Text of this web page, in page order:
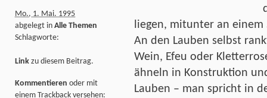
liegen, mitunter an einem
An den Lauben selbst
Wein, Efeu oder
ähneln in Konstruktion
Lauben – man spricht in
Mo., 1. Mai. 1995
abgelegt in Alle Themen
Schlagworte:
Link zu diesem Beitrag.
Kommentieren oder mit
einem Trackback versehen: